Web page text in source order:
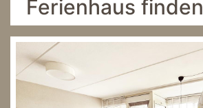
Ferienhaus finden